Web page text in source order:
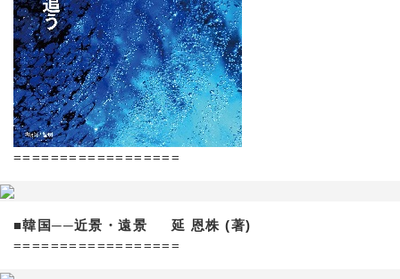
==================
■韓国──近景・遠景 延 恩株 (著)
==================